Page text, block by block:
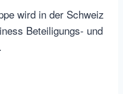
wird in der Schweiz
Beteiligungs- und